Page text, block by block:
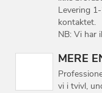
Levering
kontaktet.
NB: Vi har
MERE
vi i tvivl,